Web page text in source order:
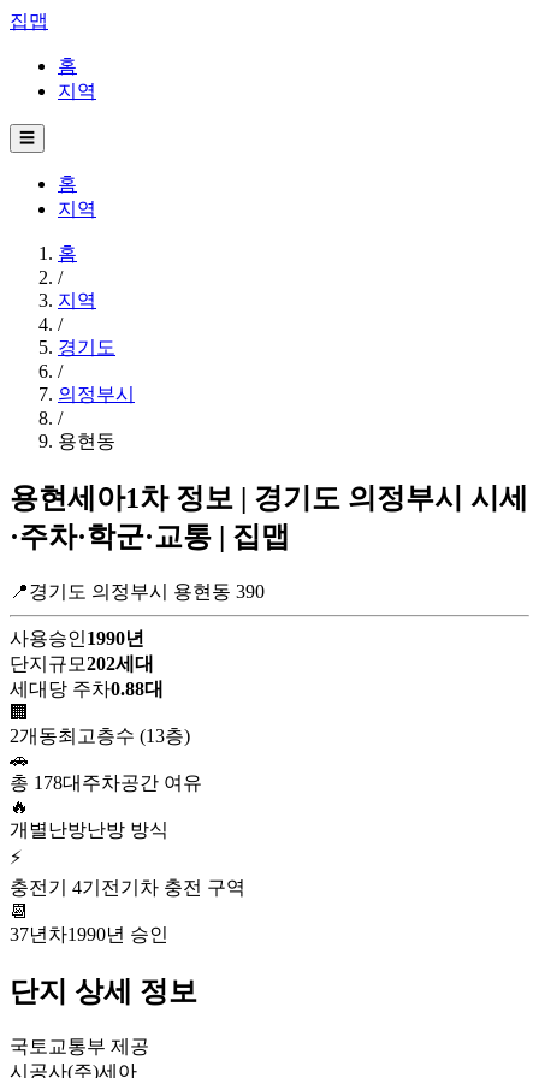
집맵
홈
지역
☰
홈
지역
홈
/
지역
/
경기도
/
의정부시
/
용현동
용현세아1차 정보 | 경기도 의정부시 시세
·주차·학군·교통 | 집맵
📍경기도 의정부시 용현동 390
사용승인1990년
단지규모202세대
세대당 주차0.88대
🏢
2개동최고층수 (13층)
🚗
총 178대 주차공간 여유
🔥
개별난방난방 방식
⚡
충전기 4기 전기차 충전 구역
📆
37년차1990년 승인
단지 상세 정보
국토교통부 제공
시공사(주)세아